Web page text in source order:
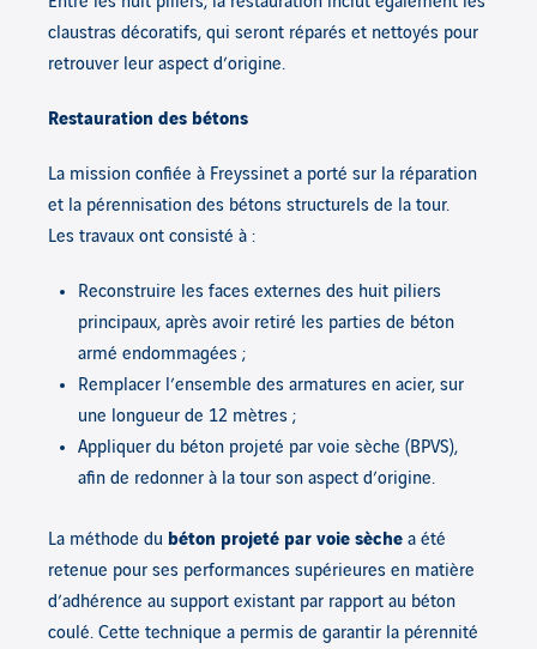
claustras décoratifs, qui seront réparés et nettoyés pour
retrouver leur aspect d’origine.
Restauration des bétons
La mission confiée à Freyssinet a porté sur la réparation
et la pérennisation des bétons structurels de la tour.
Les travaux ont consisté à :
Reconstruire les faces externes des huit piliers
principaux, après avoir retiré les parties de béton
armé endommagées ;
Remplacer l’ensemble des armatures en acier, sur
une longueur de 12 mètres ;
Appliquer du béton projeté par voie sèche (BPVS),
afin de redonner à la tour son aspect d’origine.
La méthode du béton projeté par voie sèche a été
retenue pour ses performances supérieures en matière
d’adhérence au support existant par rapport au béton
coulé. Cette technique a permis de garantir la pérennité